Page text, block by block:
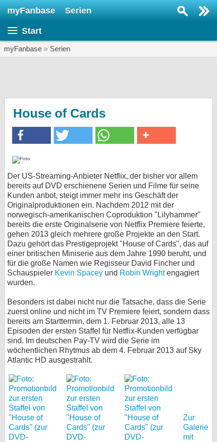
myFanbase Serien
Start
myFanbase » Serien
House of Cards
Der US-Streaming-Anbieter Netflix, der bisher vor allem
bereits auf DVD erschienene Serien und Filme für seine
Kunden anbot, steigt immer mehr ins Geschäft der
Originalproduktionen ein. Nachdem 2012 mit der
norwegisch-amerikanischen Coproduktion "Lilyhammer"
bereits die erste Originalserie von Netflix Premiere feierte,
gehen 2013 gleich mehrere große Projekte an den Start.
Dazu gehört das Prestigeprojekt "House of Cards", das auf
einer britischen Miniserie aus dem Jahre 1990 beruht, und
für die große Namen wie Regisseur David Fincher und
Schauspieler Kevin Spacey und Robin Wrightengagiert
wurden.
Besonders ist dabei nicht nur die Tatsache, dass die Serie
zuerst online und nicht im TV Premiere feiert, sondern dass
bereits am Starttermin, dem 1. Februar 2013, alle 13
Episoden der ersten Staffel für Netflix-Kunden verfügbar
sind. Im deutschen Pay-TV wird die Serie im
wöchentlichen Rhytmus ab dem 4. Februar 2013 auf Sky
Atlantic HD ausgestrahlt.
Zur
Galerie
mit
Veranstaltungen
KULTUR
SERVICE
Gewinnspiele
Forum
bei X
bei Facebook
Nutzungsbedingungen
Datenschutz
Cookie-Einstellungen
Desktop-Ansicht